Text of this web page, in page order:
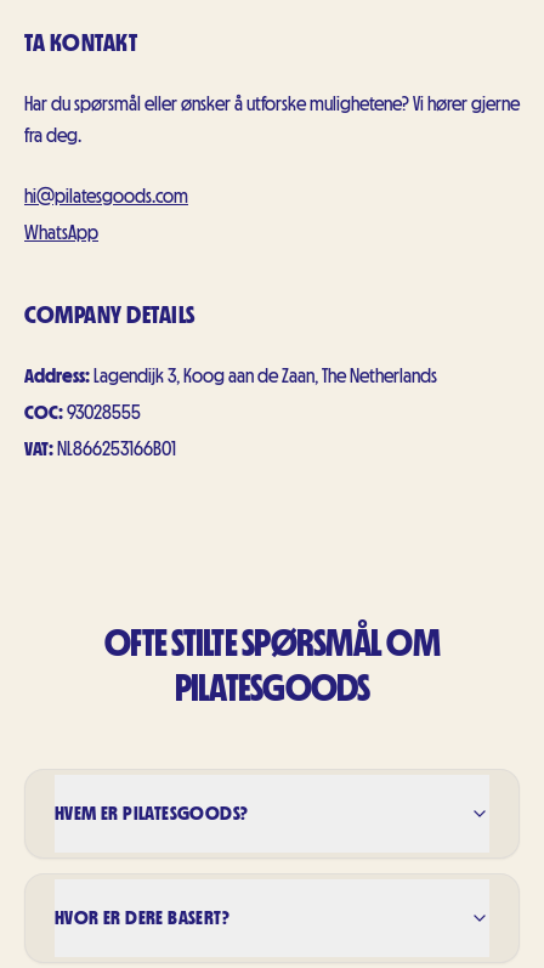
TA KONTAKT
Har du spørsmål eller ønsker å utforske mulighetene? Vi hører gjerne
fra deg.
hi@pilatesgoods.com
WhatsApp
COMPANY DETAILS
Address: Lagendijk 3, Koog aan de Zaan, The Netherlands
COC:93028555
VAT: NL866253166B01
OFTE STILTE SPØRSMÅL OM
PILATESGOODS
HVEM ER PILATESGOODS?
HVOR ER DERE BASERT?